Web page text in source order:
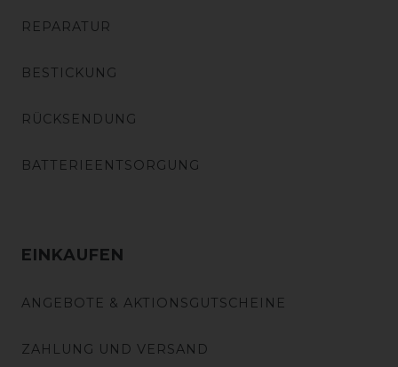
REPARATUR
BESTICKUNG
RÜCKSENDUNG
BATTERIEENTSORGUNG
EINKAUFEN
ANGEBOTE & AKTIONSGUTSCHEINE
ZAHLUNG UND VERSAND